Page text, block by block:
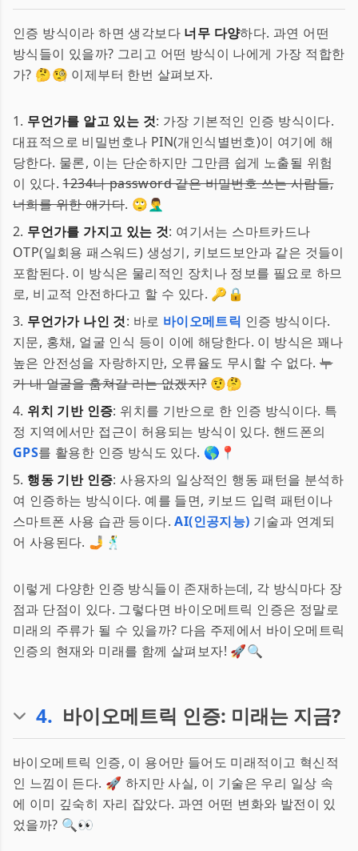
인증 방식이라 하면 생각보다 너무 다양하다. 과연 어떤
방식들이 있을까? 그리고 어떤 방식이 나에게 가장 적합한
가? 🤔🧐 이제부터 한번 살펴보자.
1. 무언가를 알고 있는 것: 가장 기본적인 인증 방식이다.
대표적으로 비밀번호나 PIN(개인식별번호)이 여기에 해
당한다. 물론, 이는 단순하지만 그만큼 쉽게 노출될 위험
이 있다.1234나 password 같은 비밀번호 쓰는 사람들,
너희를 위한 얘기다. 🙄🤦‍♂️
2. 무언가를 가지고 있는 것: 여기서는 스마트카드나
OTP(일회용 패스워드) 생성기, 키보드보안과 같은 것들이
포함된다. 이 방식은 물리적인 장치나 정보를 필요로 하므
로, 비교적 안전하다고 할 수 있다. 🔑🔒
3. 무언가가 나인 것: 바로 바이오메트릭 인증 방식이다.
지문, 홍채, 얼굴 인식 등이 이에 해당한다. 이 방식은 꽤나
높은 안전성을 자랑하지만, 오류율도 무시할 수 없다. 누
가 내 얼굴을 훔쳐갈 리는 없겠지?🤨🤔
4. 위치 기반 인증: 위치를 기반으로 한 인증 방식이다. 특
정 지역에서만 접근이 허용되는 방식이 있다. 핸드폰의
GPS를 활용한 인증 방식도 있다. 🌎📍
5. 행동 기반 인증: 사용자의 일상적인 행동 패턴을 분석하
여 인증하는 방식이다. 예를 들면, 키보드 입력 패턴이나
스마트폰 사용 습관 등이다.AI(인공지능) 기술과 연계되
어 사용된다. 🤳🕺
이렇게 다양한 인증 방식들이 존재하는데, 각 방식마다 장
점과 단점이 있다. 그렇다면 바이오메트릭 인증은 정말로
미래의 주류가 될 수 있을까? 다음 주제에서 바이오메트릭
인증의 현재와 미래를 함께 살펴보자! 🚀🔍
4. 바이오메트릭 인증: 미래는 지금?
바이오메트릭 인증, 이 용어만 들어도 미래적이고 혁신적
인 느낌이 든다. 🚀 하지만 사실, 이 기술은 우리 일상 속
에 이미 깊숙히 자리 잡았다. 과연 어떤 변화와 발전이 있
었을까? 🔍👀